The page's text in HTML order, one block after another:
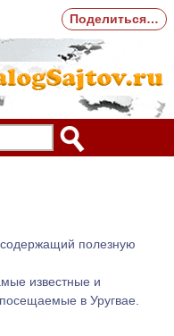
содержащий полезную
известные и
в Уругвае.
Поделиться…